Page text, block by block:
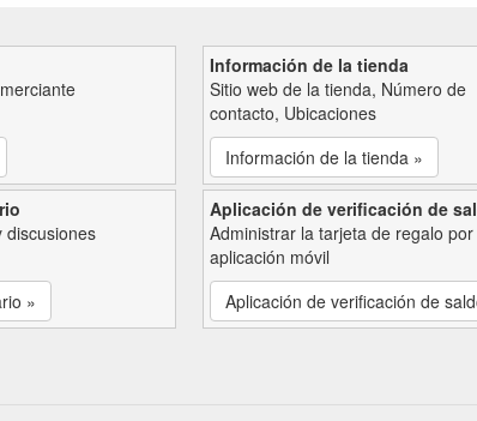
Información de la tienda
Sitio web de la tienda, Número de
contacto, Ubicaciones
Información de la tienda »
discusiones
»
Aplicación de verificación de
Administrar la tarjeta de regalo por
aplicación móvil
Aplicación de verificación de